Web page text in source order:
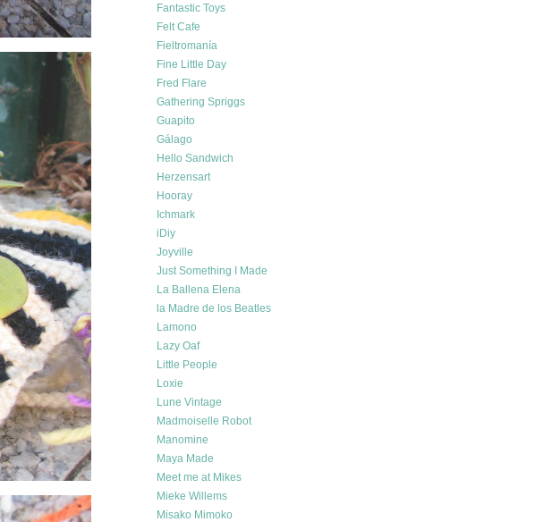
Fantastic Toys
Felt Cafe
Fieltromanía
Fine Little Day
Fred Flare
Gathering Spriggs
Guapito
Gálago
Hello Sandwich
Herzensart
Hooray
Ichmark
iDiy
Joyville
Just Something I Made
La Ballena Elena
la Madre de los Beatles
Lamono
Lazy Oaf
Little People
Loxie
Lune Vintage
Madmoiselle Robot
Manomine
Maya Made
Meet me at Mikes
Mieke Willems
Misako Mimoko